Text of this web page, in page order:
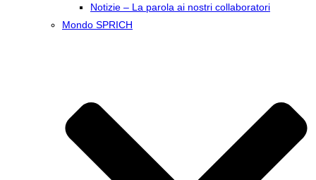
Notizie – La parola ai nostri collaboratori
Mondo SPRICH